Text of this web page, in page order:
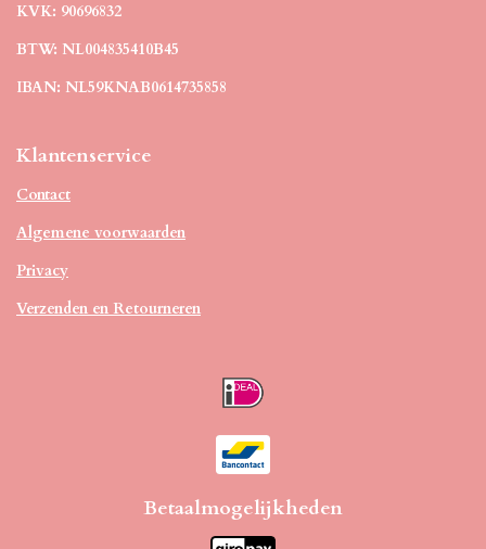
KVK: 90696832
BTW: NL004835410B45
IBAN: NL59KNAB0614735858
Klantenservice
Contact
Algemene voorwaarden
Privacy
Verzenden en Retourneren
Betaalmogelijkheden